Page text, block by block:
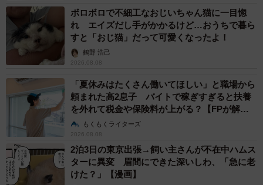
ボロボロで不細工なおじいちゃん猫に一目惚
れ エイズだし手がかかるけど…おうちで暮ら
すと「おじ猫」だって可愛くなったよ！
鶴野 浩己
2026.08.08
「夏休みはたくさん働いてほしい」と職場から
頼まれた高2息子 バイトで稼ぎすぎると扶養
を外れて税金や保険料が上がる？【FPが解
説】もくもくライターズ
2026.08.08
2泊3日の東京出張→飼い主さんが不在中ハムス
ターに異変 眉間にできた深いしわ、「急に老
けた？」【漫画】